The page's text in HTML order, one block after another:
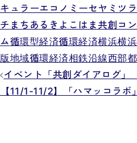
キュラーエコノミーセヤミツ
チ まちあるき よこはま共創コ
ム循環型経済循環経済横浜横
版地域循環経済相鉄沿線西部
投
稿
イベント「共創ダイアログ」
【11/1-11/2】「ハマッコラボ